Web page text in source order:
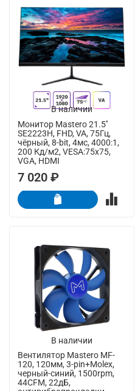
В наличии
Монитор Mastero 21.5''
SE2223H, FHD, VA, 75Гц,
чёрный, 8-bit, 4мс, 4000:1,
200 Кд/м2, VESA:75x75,
VGA, HDMI
7 020 ₽
В наличии
Вентилятор Mastero MF-
120, 120мм, 3-pin+Molex,
черный-синий, 1500rpm,
44CFM, 22дБ,